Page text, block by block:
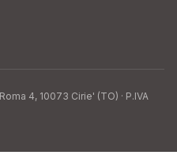
4, 10073 Cirie' (TO) · P.IVA